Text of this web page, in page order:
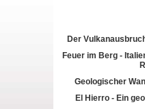
Der
Feuer im Berg -
Geologischer
El Hierro - Ein